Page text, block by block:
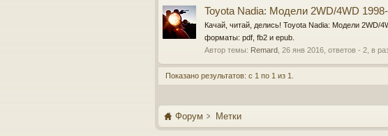
Toyota Nadia: Модели 2WD/4WD
Качай, читай, делись! Toyota Nadia: Модели 2WD/
форматы: pdf, fb2 и epub.
Автор темы: Remard 26 янв 2016 , ответов - 2, в
Показано результатов: с 1 по 1 из 1.
Форум Метки